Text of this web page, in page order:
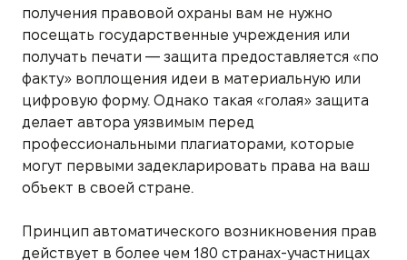
получения правовой охраны вам не нужно
посещать государственные учреждения или
получать печати — защита предоставляется «по
факту» воплощения идеи в материальную или
цифровую форму. Однако такая «голая» защита
делает автора уязвимым перед
профессиональными плагиаторами, которые
могут первыми задекларировать права на ваш
объект в своей стране.
Принцип автоматического возникновения прав
действует в более чем 180 странах-участницах